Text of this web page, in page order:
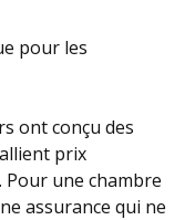
pour les
ont conçu des
prix
une chambre
assurance qui ne